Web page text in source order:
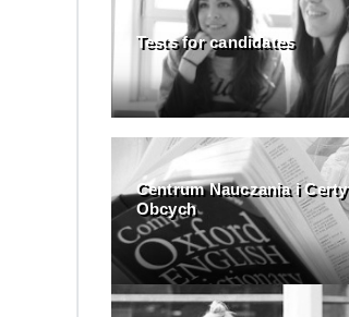
Tests for candidates
Centrum Nauczania i
Obcych